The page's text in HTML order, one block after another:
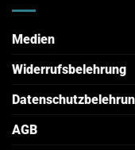
Medien
Widerrufsbelehrung
AGB